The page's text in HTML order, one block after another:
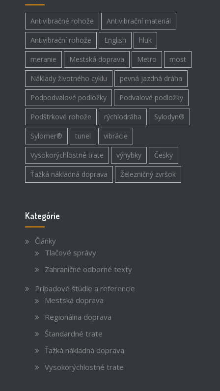
Antivibračné rohože Antivibrační materiál
Antivibrační rohože English hluk
meranie Mestská doprava Metro most
Náklady životného cyklu pevná jazdná dráha
Podpodvalové podložky Podvalové podložky
Podštrkové rohože rýchlodráha Sylodyn®
Sylomer® tunel vibrácie
Vysokorýchlostné trate výhybky Česky
Ťažká nákladná doprava Železničný zvršok
Kategórie
Články
Tlačové správy
Zahraničné odborné texty
Prípadové štúdie a referencie
Mestská doprava
Regionálna doprava
Štandardné trate
Ťažká nákladná doprava
Vysokorýchlostné trate